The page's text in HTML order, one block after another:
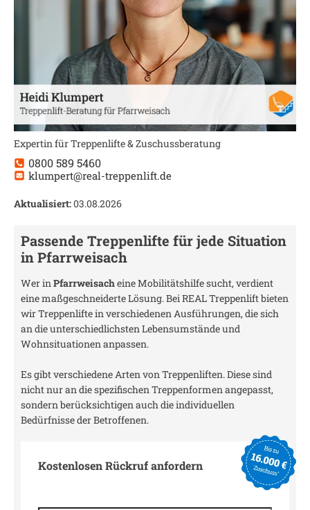
Expertin für Treppenlifte & Zuschussberatung
0800 589 5460
klumpert@real-treppenlift.de
Aktualisiert:03.08.2026
Passende Treppenlifte für jede Situation
inPfarrweisach
Wer inPfarrweisacheine Mobilitätshilfe sucht, verdient
eine maßgeschneiderte Lösung. Bei REAL Treppenlift bieten
wir Treppenlifte in verschiedenen Ausführungen, die sich
an die unterschiedlichsten Lebensumstände und
Wohnsituationen anpassen.
Es gibt verschiedene Arten von Treppenliften. Diese sind
nicht nur an die spezifischen Treppenformen angepasst,
sondern berücksichtigen auch die individuellen
Bedürfnisse der Betroffenen.
Kostenlosen Rückruf anfordern